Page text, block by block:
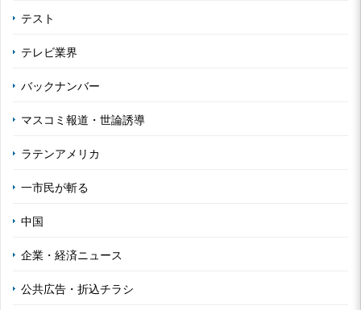
テスト
テレビ業界
バックナンバー
マスコミ報道・世論誘導
ラテンアメリカ
一市民が斬る
中国
企業・経済ニュース
公共広告・折込チラシ